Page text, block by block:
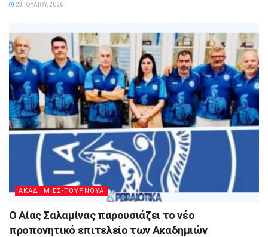
23 ΙΟΥΛΊΟΥ, 2026
ΑΚΑΔΗΜΙΕΣ-ΤΟΥΡΝΟΥΑ
Ο Αίας Σαλαμίνας παρουσιάζει το νέο
προπονητικό επιτελείο των Ακαδημιών